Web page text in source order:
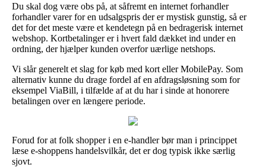
Du skal dog være obs på, at såfremt en internet forhandler
forhandler varer for en udsalgspris der er mystisk gunstig, så er
det for det meste være et kendetegn på en bedragerisk internet
webshop. Kortbetalinger er i hvert fald dækket ind under en
ordning, der hjælper kunden overfor uærlige netshops.
Vi slår generelt et slag for køb med kort eller MobilePay. Som
alternativ kunne du drage fordel af en afdragsløsning som for
eksempel ViaBill, i tilfælde af at du har i sinde at honorere
betalingen over en længere periode.
Forud for at folk shopper i en e-handler bør man i princippet
læse e-shoppens handelsvilkår, det er dog typisk ikke særlig
sjovt.